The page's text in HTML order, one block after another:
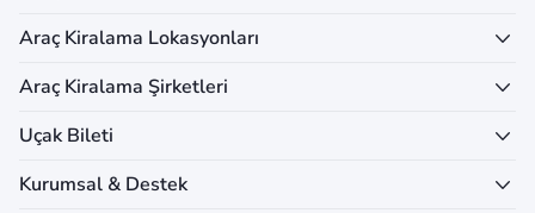
Araç Kiralama Lokasyonları
Araç Kiralama Şirketleri
Uçak Bileti
Kurumsal & Destek